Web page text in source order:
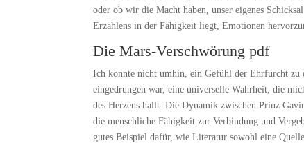
oder ob wir die Macht haben, unser eigenes
Erzählens in der Fähigkeit liegt, Emotionen
Die Mars-Verschwörung pdf
Ich konnte nicht umhin, ein Gefühl der Ehrfurcht zu
eingedrungen war, eine universelle Wahrheit, die
des Herzens hallt. Die Dynamik zwischen Prinz
die menschliche Fähigkeit zur Verbindung und
gutes Beispiel dafür, wie Literatur sowohl eine